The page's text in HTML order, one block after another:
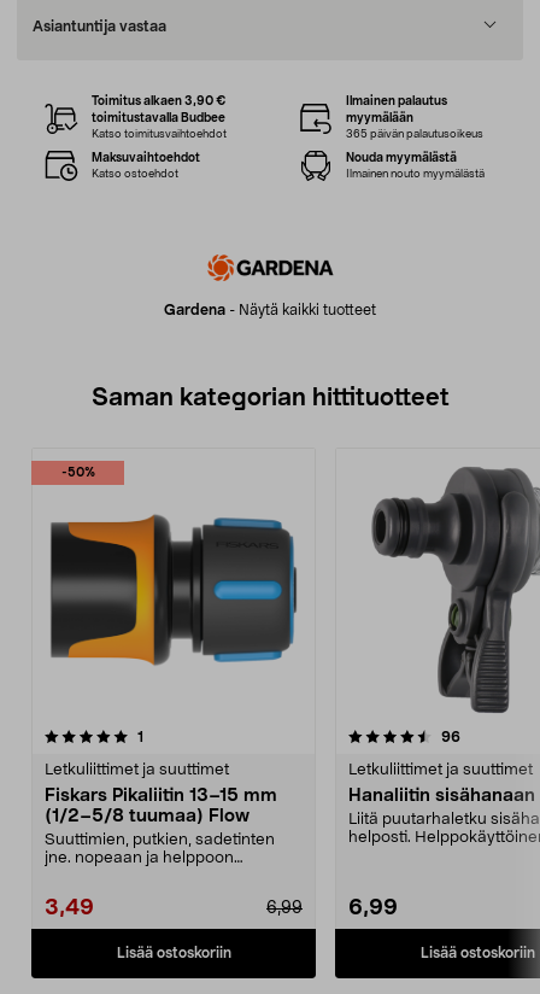
Asiantuntija vastaa
Gardena - Näytä kaikki tuotteet
Toimitus alkaen 3,90 €
toimitustavalla Budbee
Katso toimitusvaihtoehdot
Ilmainen palautus
myymälään
365 päivän palautusoikeus
Maksuvaihtoehdot
Katso ostoehdot
Nouda myymälästä
Ilmainen nouto myymälästä
Saman kategorian hittituotteet
-50%
1
Letkuliittimet ja suuttimet
Fiskars Pikaliitin 13–15 mm
(1/2–5/8 tuumaa) Flow
Suuttimien, putkien, sadetinten
jne. nopeaan ja helppoon
3,49 6,99
Lisää ostoskoriin
4.5 viidestä
96arvostelut
Letkuliittimet ja suuttimet
Hanaliitin sisähanaan
Liitä puutarhaletku
helposti.
6,99
Lisää ostoskoriin
3.5 viidestä